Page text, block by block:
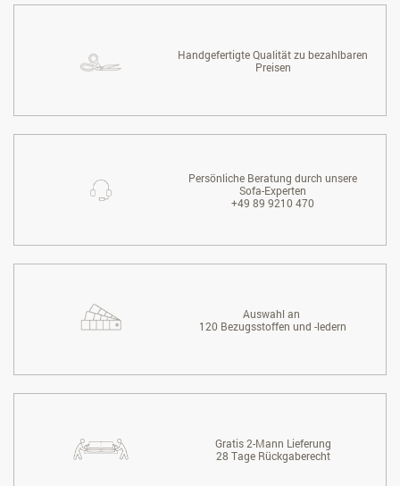
Handgefertigte Qualität zu bezahlbaren
Preisen
Persönliche Beratung durch unsere
Sofa-Experten
+49 89 9210 470
Auswahl an
120 Bezugsstoffen und -ledern
Gratis 2-Mann Lieferung
28 Tage Rückgaberecht